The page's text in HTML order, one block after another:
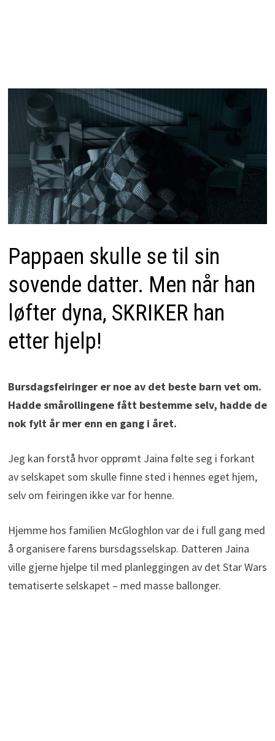
Pappaen skulle se til sin
sovende datter. Men når han
løfter dyna, SKRIKER han
etter hjelp!
Bursdagsfeiringer er noe av det beste barn vet om.
Hadde smårollingene fått bestemme selv, hadde de
nok fylt år mer enn en gang i året.
Jeg kan forstå hvor opprømt Jaina følte seg i forkant
av selskapet som skulle finne sted i hennes eget hjem,
selv om feiringen ikke var for henne.
Hjemme hos familien McGloghlon var de i full gang med
å organisere farens bursdagsselskap. Datteren Jaina
ville gjerne hjelpe til med planleggingen av det Star Wars
tematiserte selskapet – med masse ballonger.